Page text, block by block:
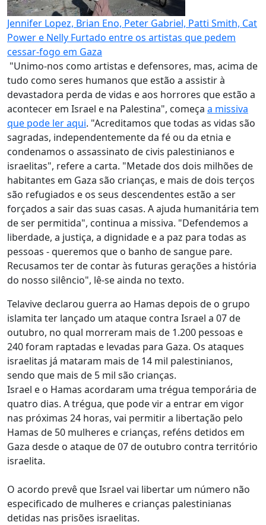
Jennifer Lopez, Brian Eno, Peter Gabriel, Patti Smith, Cat
Power e Nelly Furtado entre os artistas que pedem
cessar-fogo em Gaza
"Unimo-nos como artistas e defensores, mas, acima de
tudo como seres humanos que estão a assistir à
devastadora perda de vidas e aos horrores que estão a
acontecer em Israel e na Palestina", começa a missiva
que pode ler aqui. "Acreditamos que todas as vidas são
sagradas, independentemente da fé ou da etnia e
condenamos o assassinato de civis palestinianos e
israelitas", refere a carta. "Metade dos dois milhões de
habitantes em Gaza são crianças, e mais de dois terços
são refugiados e os seus descendentes estão a ser
forçados a sair das suas casas. A ajuda humanitária tem
de ser permitida", continua a missiva. "Defendemos a
liberdade, a justiça, a dignidade e a paz para todas as
pessoas - queremos que o banho de sangue pare.
Recusamos ter de contar às futuras gerações a história
do nosso silêncio", lê-se ainda no texto.
Telavive declarou guerra ao Hamas depois de o grupo
islamita ter lançado um ataque contra Israel a 07 de
outubro, no qual morreram mais de 1.200 pessoas e
240 foram raptadas e levadas para Gaza. Os ataques
israelitas já mataram mais de 14 mil palestinianos,
sendo que mais de 5 mil são crianças.
Israel e o Hamas acordaram uma trégua temporária de
quatro dias. A trégua, que pode vir a entrar em vigor
nas próximas 24 horas, vai permitir a libertação pelo
Hamas de 50 mulheres e crianças, reféns detidos em
Gaza desde o ataque de 07 de outubro contra território
israelita.
O acordo prevê que Israel vai libertar um número não
especificado de mulheres e crianças palestinianas
detidas nas prisões israelitas.